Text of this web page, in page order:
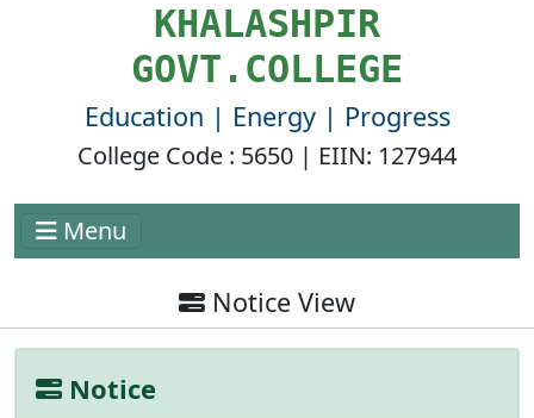
KHALASHPIR
GOVT.COLLEGE
Education | Energy | Progress
College Code : 5650 | EIIN: 127944
Menu
Notice View
Notice